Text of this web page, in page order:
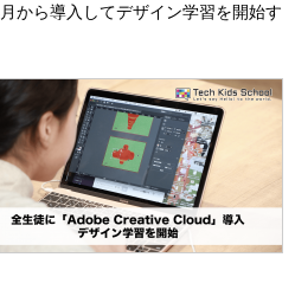
から導入してデザイン学習を開始す